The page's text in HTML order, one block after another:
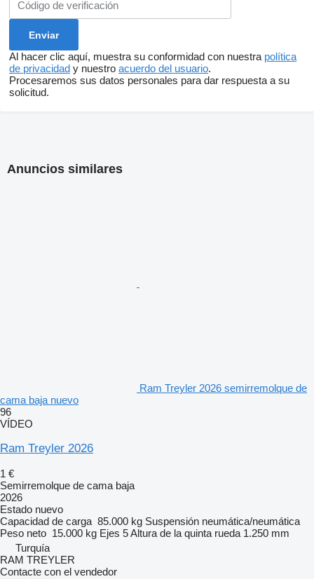
Al hacer clic aquí, muestra su conformidad con nuestra política
de privacidad y nuestro acuerdo del usuario.
Procesaremos sus datos personales para dar respuesta a su
solicitud.
Anuncios similares
Ram Treyler 2026 semirremolque de
cama baja nuevo
96
VÍDEO
Ram Treyler 2026
1 €
Semirremolque de cama baja
2026
Estado nuevo
Capacidad de carga 85.000 kg Suspensión neumática/neumática
Peso neto 15.000 kg Ejes 5Altura de la quinta rueda 1.250 mm
Turquía
RAM TREYLER
Contacte con el vendedor